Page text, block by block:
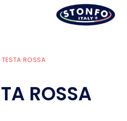
ROSSA
ROSSA